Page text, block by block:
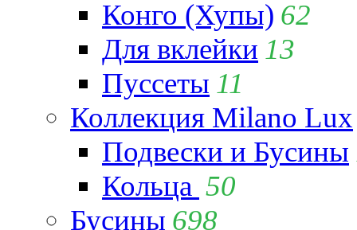
Конго (Хупы) 62
Для вклейки 13
Пуссеты 11
Коллекция Milano Lux
Подвески и Бусины
Кольца 50
Бусины 698